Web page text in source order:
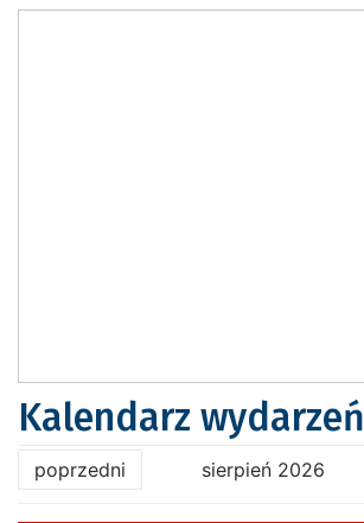
Kalendarz wydarzeń
poprzedni sierpień 2026